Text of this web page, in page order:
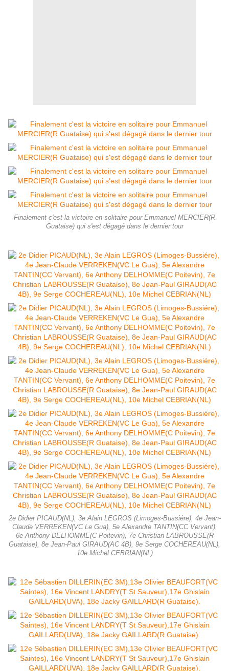
Finalement c'est la victoire en solitaire pour Emmanuel MERCIER(R
Guataise) qui s'est dégagé dans le dernier tour
2e Didier PICAUD(NL), 3e Alain LEGROS (Limoges-Bussiére), 4e Jean-
Claude VERREKEN(VC Le Gua), 5e Alexandre TANTIN(CC Vervant),
6e Anthony DELHOMME(C Poitevin), 7e Christian LABROUSSE(R
Guataise), 8e Jean-Paul GIRAUD(AC 4B), 9e Serge COCHEREAU(NL),
10e Michel CEBRIAN(NL)